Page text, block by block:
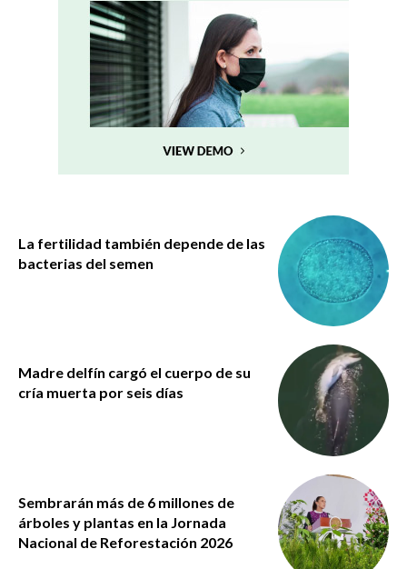
La fertilidad también depende de las
bacterias del semen
Madre delfín cargó el cuerpo de su
cría muerta por seis días
Sembrarán más de 6 millones de
árboles y plantas en la Jornada
Nacional de Reforestación 2026